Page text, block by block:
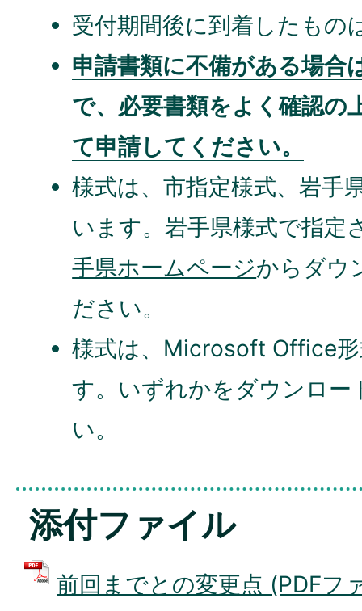
受付期間後に到着したもの
申請書類に不備がある場合
で、必要書類をよく確認の
て申請してください。
様式は、市指定様式、岩手
います。岩手県様式で指定
手県ホームページからダウ
ださい。
様式は、Microsoft Office
す。いずれかをダウンロー
い。
添付ファイル
前回までとの変更点 (PDFフ